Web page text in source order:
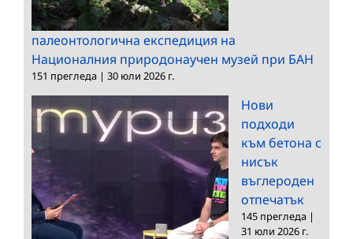
палеонтологична експедиция на
Националния природонаучен музей при БАН
151 прегледа | 30 юли 2026 г.
Нови
подходи
към бетона с
нисък
въглероден
отпечатък
145 прегледа |
31 юли 2026 г.